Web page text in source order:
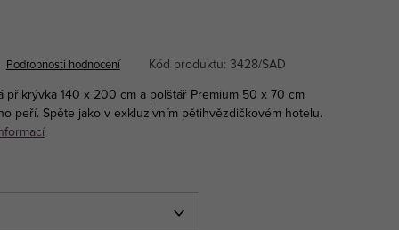
Podrobnosti hodnocení Kód produktu: 3428/SAD
přikrývka 140 x 200 cm a polštář Premium 50 x 70 cm
peří. Spěte jako v exkluzivním pětihvězdičkovém hotelu.